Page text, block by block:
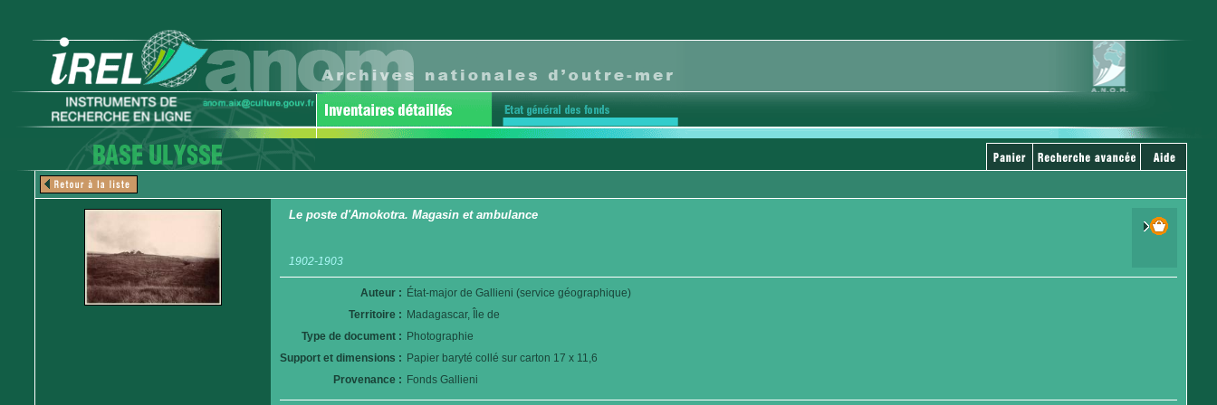
Le poste d'Amokotra. Magasin et ambulance
1902-1903
Auteur : État-major de Gallieni (service géographique)
Territoire : Madagascar, Île de
Type de document : Photographie
Support et dimensions : Papier baryté collé sur carton 17 x 11,6
Provenance : Fonds Gallieni